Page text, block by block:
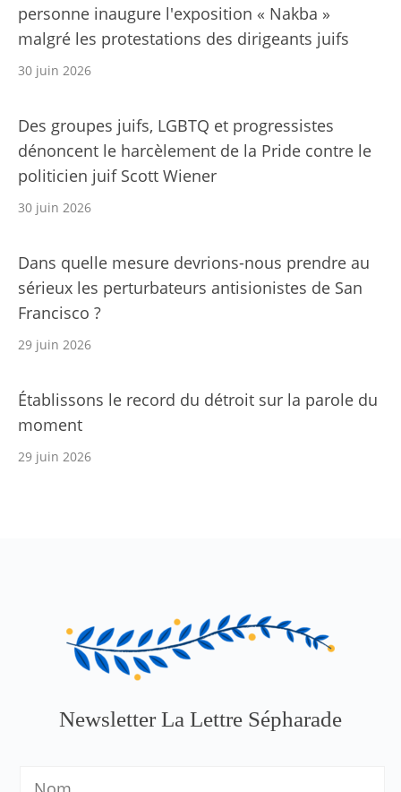
personne inaugure l'exposition « Nakba »
malgré les protestations des dirigeants juifs
30 juin 2026
Des groupes juifs, LGBTQ et progressistes
dénoncent le harcèlement de la Pride contre le
politicien juif Scott Wiener
30 juin 2026
Dans quelle mesure devrions-nous prendre au
sérieux les perturbateurs antisionistes de San
Francisco ?
29 juin 2026
Établissons le record du détroit sur la parole du
moment
29 juin 2026
Newsletter La Lettre Sépharade